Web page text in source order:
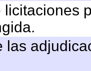
licitaciones
las